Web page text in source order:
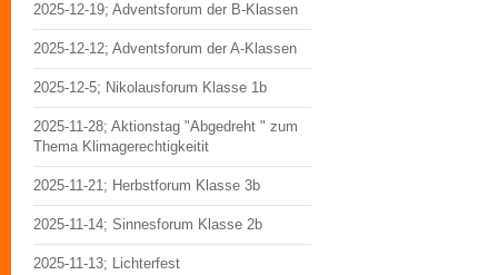
2025-12-19; Adventsforum der B-Klassen
2025-12-12; Adventsforum der A-Klassen
2025-12-5; Nikolausforum Klasse 1b
2025-11-28; Aktionstag "Abgedreht " zum
Thema Klimagerechtigkeitit
2025-11-21; Herbstforum Klasse 3b
2025-11-14; Sinnesforum Klasse 2b
2025-11-13; Lichterfest